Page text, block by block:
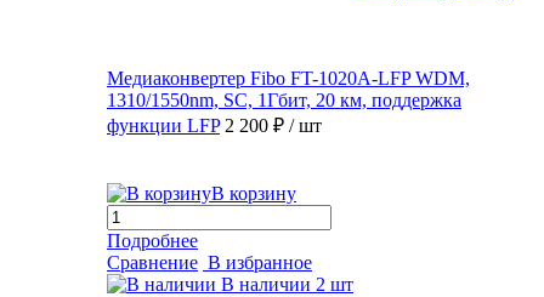
Медиаконвертер Fibo FT-1020A-LFP WDM,
1310/1550nm, SC, 1Гбит, 20 км, поддержка
функции LFP 2 200 ₽ / шт
В корзину
Подробнее
Сравнение В избранное
В наличии 2 шт